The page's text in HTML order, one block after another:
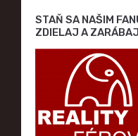
STAŇ SA NAŠIM
ZDIELAJ A